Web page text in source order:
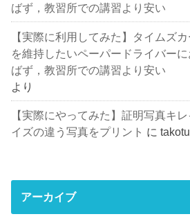
ばず，教習所での講習より安い
【実際に利用してみた】タイムズ
を維持したいペーパードライバー
ばず，教習所での講習より安い
より
【実際にやってみた】証明写真キ
イズの違う写真をプリント に
アーカイブ